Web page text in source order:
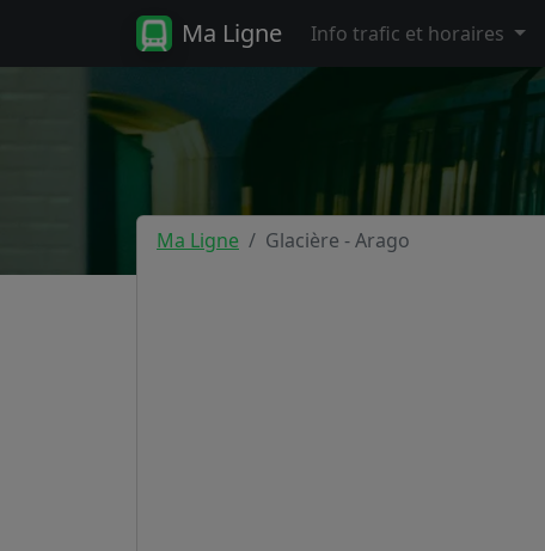
Ma Ligne Info trafic et horaires
Ma Ligne Glacière - Arago